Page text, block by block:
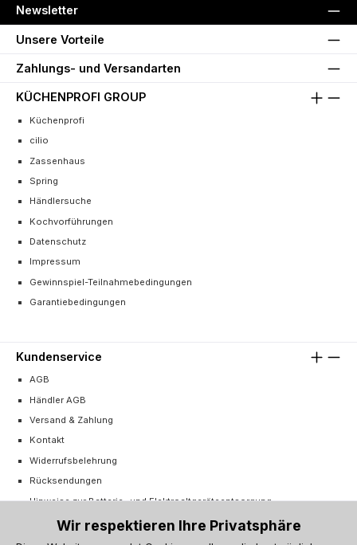
Newsletter
Unsere Vorteile
Zahlungs- und Versandarten
KÜCHENPROFI GROUP
Küchenprofi
cilio
Zassenhaus
Spring
Händlersuche
Kochvorführungen
Datenschutz
Impressum
Gewinnspiel-Teilnahmebedingungen
Garantiebedingungen
Kundenservice
AGB
Händler AGB
Versand & Zahlung
Kontakt
Widerrufsbelehrung
Rücksendungen
Hinweise zur Batterie- und Elektroaltgeräteentsorgung
Cookie-Einstellungen
Wir respektieren Ihre Privatsphäre